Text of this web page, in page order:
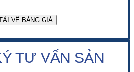
TƯ VẤN SẢN